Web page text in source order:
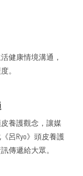
健康情境溝通，
。
養護觀念，讓媒
呂Ryo》頭皮養護
傳遞給大眾。